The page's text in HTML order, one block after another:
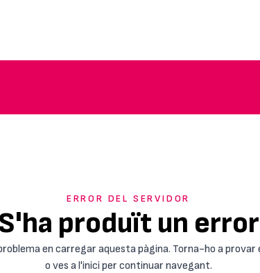
ERROR DEL SERVIDOR
S'ha produït un error
en carregar aquesta pàgina. Torna-ho a provar
o ves a l'inici per continuar navegant.